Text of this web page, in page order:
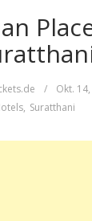
/ Okt.
, Suratthani